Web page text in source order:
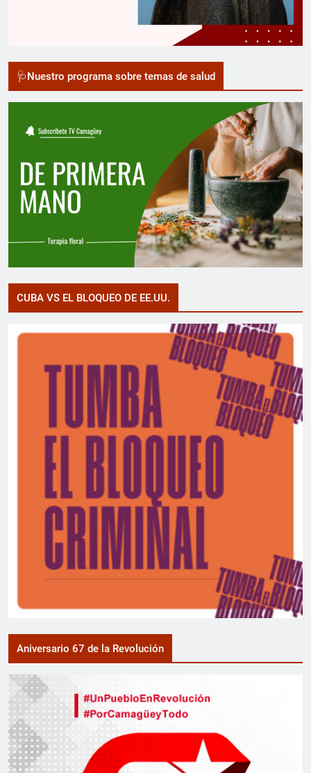
🩺Nuestro programa sobre temas de salud
CUBA VS EL BLOQUEO DE EE.UU.
Aniversario 67 de la Revolución